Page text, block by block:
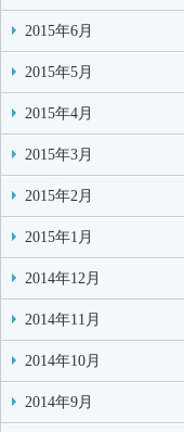
2015年6月
2015年5月
2015年4月
2015年3月
2015年2月
2015年1月
2014年12月
2014年11月
2014年10月
2014年9月